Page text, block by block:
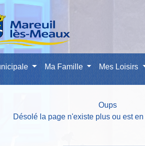
Ma Famille Mes Loisirs
Oups
Désolé la page n'existe plus ou est